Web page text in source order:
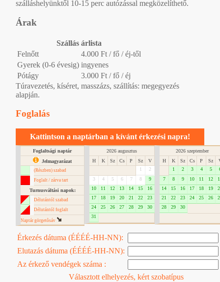
szálláshelyünktől 10-15 perc autózással megközelíthető.
Árak
Szállás árlista
Felnőtt
4.000 Ft / fő / éj-től
Gyerek (0-6 évesig) ingyenes
Pótágy
3.000 Ft / fő / éj
Túravezetés, kíséret, masszázs, szállítás: megegyezés
alapján.
Foglalás
Kattintson a naptárban a kívánt érkezési napra!
Foglaltsági naptár
Jelmagyarázat
(Részben) szabad
Foglalt / zárva tart
Turnusváltási napok:
Délutántól szabad
Délutántól foglalt
Naptár görgetôsáv
2026 augusztus
H
K Sz Cs P Sz
V
1
2
3
4 5 6 7 8
9
10
11 12 13 14 15
16
17
18 19 20 21 22
23
24
25 26 27 28 29
30
31
2026 szeptember
H
K Sz Cs P Sz
1
2 3 4 5
7
8 9 10 11 12
14
15 16 17 18 19
21
22 23 24 25 26
28
29 30
Érkezés dátuma (ÉÉÉÉ-HH-NN):
Elutazás dátuma (ÉÉÉÉ-HH-NN):
Az érkező vendégek száma :
Választott elhelyezés, kért szobatípus